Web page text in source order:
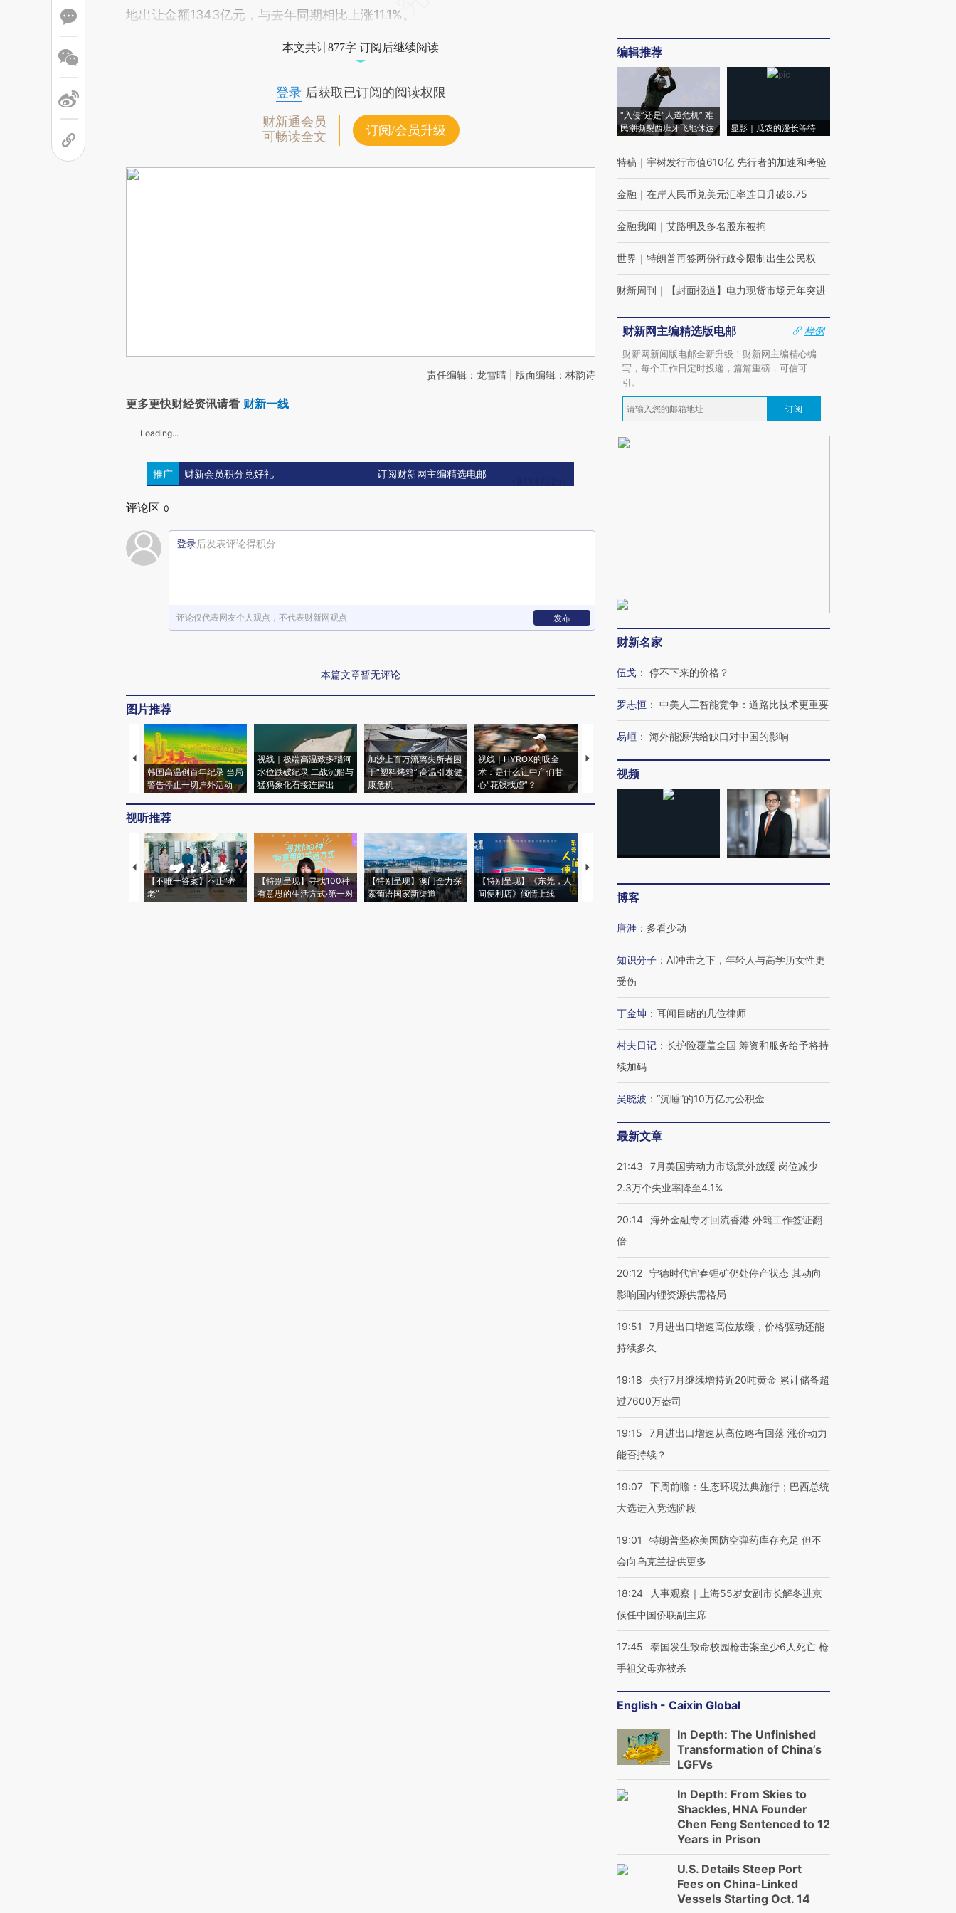
地出让金额1343亿元，与去年同期相比上涨11.1%。
本文共计877字 订阅后继续阅读
登录后获取已订阅的阅读权限
财新通会员
可畅读全文
订阅/会员升级
责任编辑：龙雪晴 | 版面编辑：林韵诗
更多更快财经资讯请看 财新一线
Loading...
推广 财新会员积分兑好礼 订阅财新网主编精选电邮
评论区 0
登录后发表评论得积分
评论仅代表网友个人观点，不代表财新网观点 发布
本篇文章暂无评论
图片推荐
韩国高温创百年纪录 当局
警告停止一切户外活动
视线｜极端高温致多瑙河
水位跌破纪录 二战沉船与
猛犸象化石接连露出
加沙上百万流离失所者困
于“塑料烤箱” 高温引发健
康危机
视线｜HYROX的吸金
术：是什么让中产们甘
心“花钱找虐”？
马航飞行员跨国走私7万
粒摇头丸 尿检体内含3种
视线｜被称为“蟑螂”的印
视线｜“入侵”还是“人道危
视听推荐
【不唯一答案】不止“养
老”
【特别呈现】寻找100种
有意思的生活方式·第一对
【特别呈现】澳门全力探
索葡语国家新渠道
【特别呈现】《东莞，人
间便利店》倾情上线
【推广】走进第四届链博
会，让数智科技“链”接产
【特别呈现】寻找100种
CFO：不靠规模取胜，华
编辑推荐
“入侵”还是“人道危机” 难
民潮撕裂西班牙飞地休达
显影｜瓜农的漫长等待
特稿 ｜ 宇树发行市值610亿 先行者的加速和考验
金融 ｜ 在岸人民币兑美元汇率连日升破6.75
金融我闻 ｜ 艾路明及多名股东被拘
世界 ｜ 特朗普再签两份行政令限制出生公民权
财新周刊 ｜ 【封面报道】电力现货市场元年突进
财新网主编精选版电邮
样例
财新网新闻版电邮全新升级！财新网主编精心编
写，每个工作日定时投递，篇篇重磅，可信可
引。
订阅
财新名家
伍戈 ： 停不下来的价格？
罗志恒 ： 中美人工智能竞争：道路比技术更重要
易峘 ： 海外能源供给缺口对中国的影响
视频
博客
唐涯 ： 多看少动
知识分子 ： AI冲击之下，年轻人与高学历女性更
受伤
丁金坤 ： 耳闻目睹的几位律师
村夫日记 ： 长护险覆盖全国 筹资和服务给予将持
续加码
吴晓波 ： “沉睡”的10万亿元公积金
最新文章
21:43
7月美国劳动力市场意外放缓 岗位减少
2.3万个失业率降至4.1%
20:14 海外金融专才回流香港 外籍工作签证翻
倍
20:12 宁德时代宜春锂矿仍处停产状态 其动向
影响国内锂资源供需格局
19:51
7月进出口增速高位放缓，价格驱动还能
持续多久
19:18
央行7月继续增持近20吨黄金 累计储备超
过7600万盎司
19:15
7月进出口增速从高位略有回落 涨价动力
能否持续？
19:07 下周前瞻：生态环境法典施行；巴西总统
大选进入竞选阶段
19:01
特朗普坚称美国防空弹药库存充足 但不
会向乌克兰提供更多
18:24
人事观察｜上海55岁女副市长解冬进京
候任中国侨联副主席
17:45
泰国发生致命校园枪击案至少6人死亡 枪
手祖父母亦被杀
English - Caixin Global
In Depth: The Unfinished
Transformation of China’s
LGFVs
In Depth: From Skies to
Shackles, HNA Founder
Chen Feng Sentenced to 12
Years in Prison
U.S. Details Steep Port
Fees on China-Linked
Vessels Starting Oct. 14